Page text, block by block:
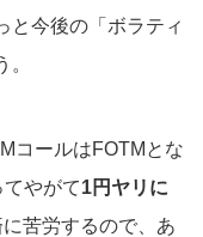
と今後の「ボラティ
コールはFOTMとな
やがて1円ヤリに
苦労するので、あ